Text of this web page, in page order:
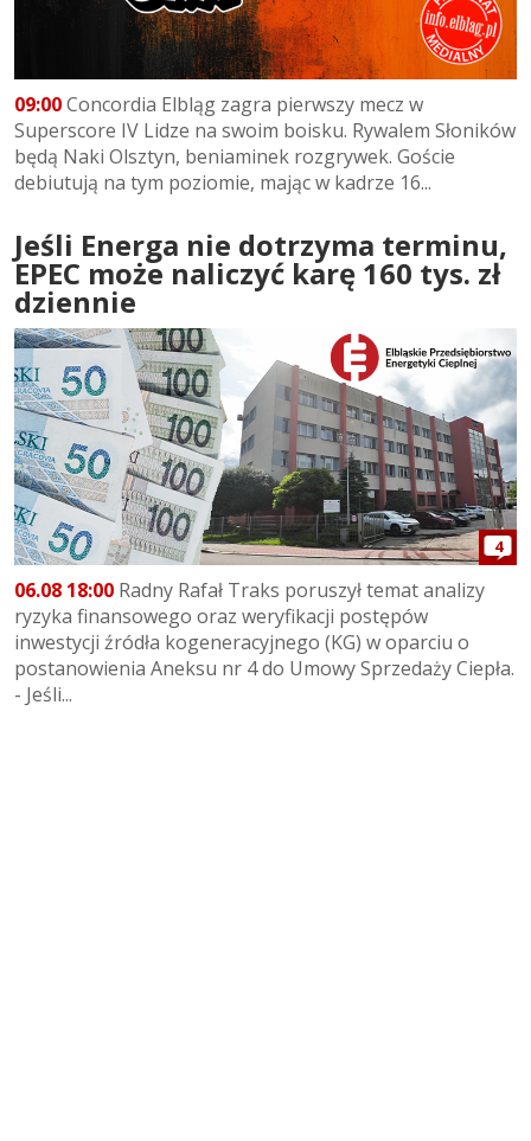
09:00Concordia Elbląg zagra pierwszy mecz w
Superscore IV Lidze na swoim boisku. Rywalem Słoników
będą Naki Olsztyn, beniaminek rozgrywek. Goście
debiutują na tym poziomie, mając w kadrze 16...
Jeśli Energa nie dotrzyma terminu,
EPEC może naliczyć karę 160 tys. zł
dziennie
4
06.08 18:00 Radny Rafał Traks poruszył temat analizy
ryzyka finansowego oraz weryfikacji postępów
inwestycji źródła kogeneracyjnego (KG) w oparciu o
postanowienia Aneksu nr 4 do Umowy Sprzedaży Ciepła.
- Jeśli...